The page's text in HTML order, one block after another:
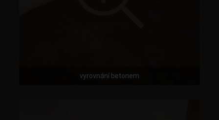
vyrovnání betonem